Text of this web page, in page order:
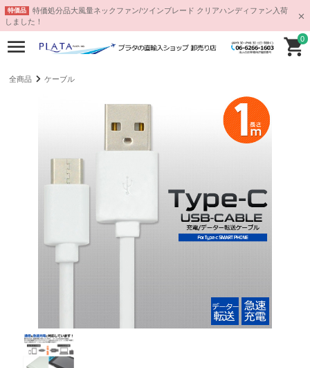
特価品
特価処分品大風量ネックファン/ツインブレード クリアハンディファン入荷
しました！
0
全商品 ケーブル